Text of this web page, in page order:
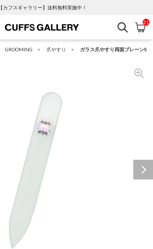
【カフスギャラリー】送料無料実施中！
Cuffs Gallery
検索 カ
21
GROOMING 爪やすり ガラス爪やすり両面プレーンS